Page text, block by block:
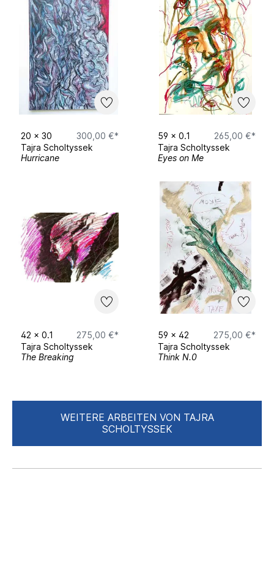
20 x 30
300,00 €*
Tajra Scholtyssek
Hurricane
59 x 0.1
265,00 €*
Tajra Scholtyssek
Eyes on Me
42 x 0.1
275,00 €*
Tajra Scholtyssek
The Breaking
59 x 42
275,00 €*
Tajra Scholtyssek
Think N.0
WEITERE ARBEITEN VON TAJRA
SCHOLTYSSEK